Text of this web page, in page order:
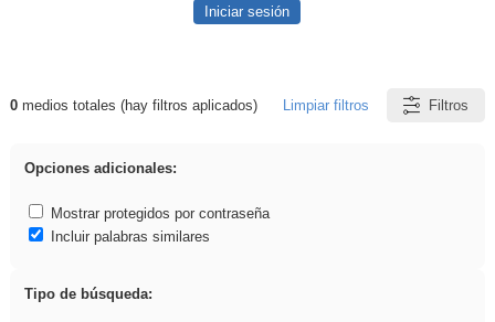
Iniciar sesión
Resultados de: vidriera
0medios totales (hay filtros aplicados) Limpiar filtros Filtros
Opciones adicionales:
Mostrar protegidos por contraseña
Incluir palabras similares
Tipo de búsqueda: